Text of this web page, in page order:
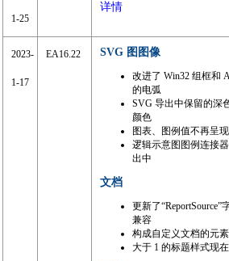
1-25
详情
2023-
1-17
EA16.22 SVG 图图像
改进了 Win32 组框和
的电弧
SVG 导出中保留的深
颜色
图表、图例值不再呈
逻辑示意图图例连接
出中
文档
更新了
兼容
构成自定义文档的元
大于 1 的标题样式现